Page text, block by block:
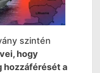
szintén
hogy
hozzáférését a